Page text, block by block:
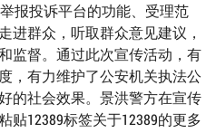
报投诉平台的功能、受理范
进群众，听取群众意见建议，
监督。通过此次宣传活动，有
，有力维护了公安机关执法公
的社会效果。景洪警方在宣传
贴12389标签关于12389的更多